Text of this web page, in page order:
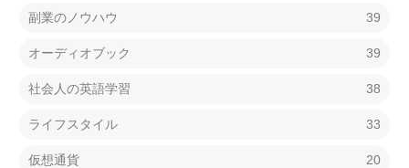
副業のノウハウ 39
オーディオブック 39
社会人の英語学習 38
ライフスタイル 33
仮想通貨 20